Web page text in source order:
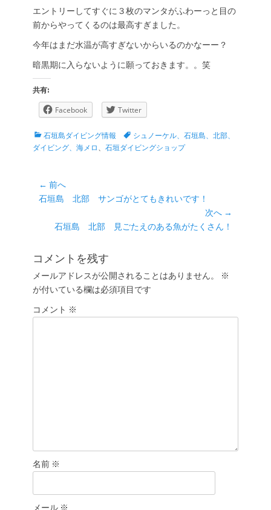
エントリーしてすぐに３枚のマンタがふわーっと目の
前からやってくるのは最高すぎました。
今年はまだ水温が高すぎないからいるのかなーー？
暗黒期に入らないように願っておきます。。笑
共有:
Facebook Twitter
カ
テ
石垣島ダイビング情報
タ
グ
シュノーケル、石垣島、北部、
ダイビング、海メロ
石垣ダイビングショップ
投
稿
ー
シ
ョ
ン
← 前へ
前
石垣島 北部 サンゴがとてもきれいです！
次へ →
投
石垣島 北部 見ごたえのある魚がたくさん！
コメントを残す
メールアドレスが公開されることはありません。
※
が付いている欄は必須項目です
コメント ※
名前 ※
メール ※